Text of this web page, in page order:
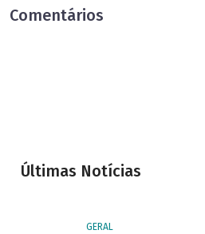
Comentários
Últimas Notícias
GERAL